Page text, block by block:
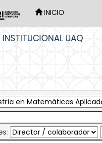
INICIO
INSTITUCIONAL UAQ